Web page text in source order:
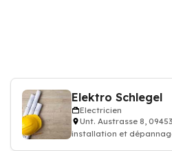
Elektro Schlegel
Electricien
Unt. Austrasse 8,
installation et